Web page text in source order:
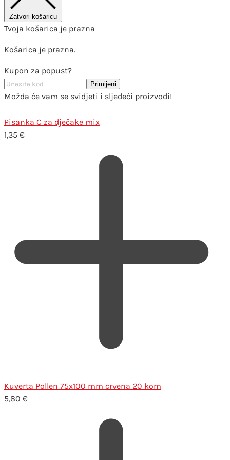
Zatvori košaricu
Tvoja košarica je prazna
Košarica je prazna.
Kupon za popust?
Primijeni
Možda će vam se svidjeti i sljedeći proizvodi!
Pisanka C za dječake mix
1,35 €
Kuverta Pollen 75x100 mm crvena 20 kom
5,80 €